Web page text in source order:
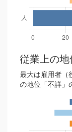
従業上の地
最大は雇用者（
の地位「不詳」